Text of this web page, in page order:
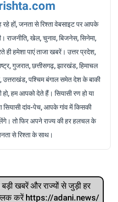
हों, जनता से रिश्ता वेबसाइट पर आपके
राजनीति, खेल, चुनाव, बिजनेस, सिनेमा,
हमेशा पाएं ताजा खबरें। उत्तर प्रदेश,
गुजरात, छत्तीसगढ़, झारखंड, हिमाचल
उत्तराखंड, पश्चिम बंगाल समेत देश के बाकी
हो, हम आपको देते हैं। सियासी रण हो या
सियासी दांव-पेच, आपके गांव में किसकी
तो फिर अपने राज्य की हर हलचल के
से रिश्ता के साथ।
खबरें और राज्‍यों से जुड़ी हर
करें https://adani.news/